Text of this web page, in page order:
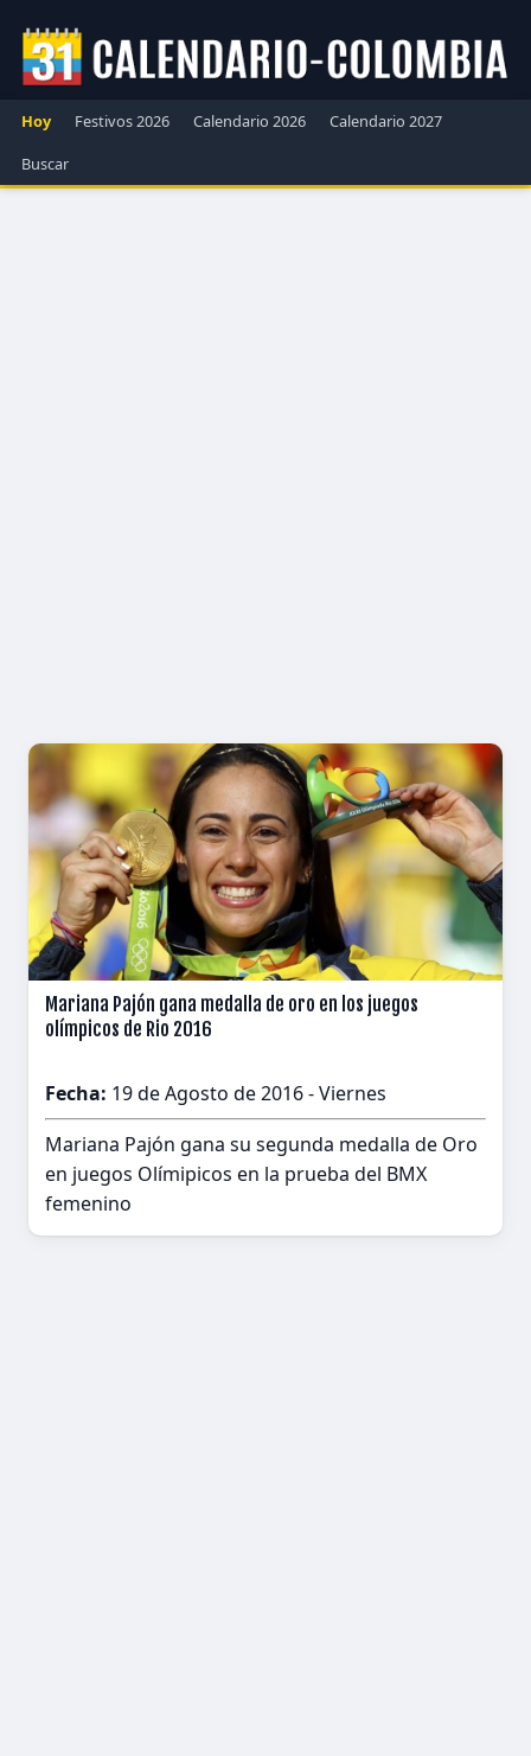
Hoy Festivos 2026 Calendario 2026
Calendario 2027
Buscar
Mariana Pajón gana medalla de oro en los juegos
olímpicos de Rio 2016
Fecha: 19 de Agosto de 2016 - Viernes
Mariana Pajón gana su segunda medalla de Oro
en juegos Olímipicos en la prueba del BMX
femenino